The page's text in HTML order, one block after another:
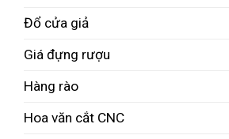
Đổ cửa giả
Giá đựng rượu
Hàng rào
Hoa văn cắt CNC